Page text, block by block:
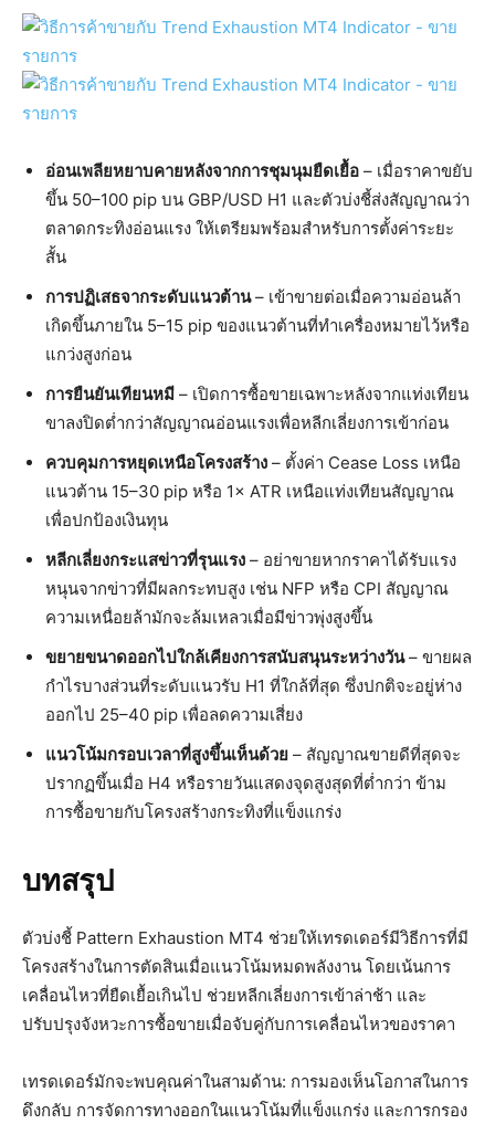
อ่อนเพลียหยาบคายหลังจากการชุมนุมยืดเยื้อ – เมื่อราคาขยับ
ขึ้น 50–100 pip บน GBP/USD H1 และตัวบ่งชี้ส่งสัญญาณว่า
ตลาดกระทิงอ่อนแรง ให้เตรียมพร้อมสำหรับการตั้งค่าระยะ
สั้น
การปฏิเสธจากระดับแนวต้าน– เข้าขายต่อเมื่อความอ่อนล้า
เกิดขึ้นภายใน 5–15 pip ของแนวต้านที่ทำเครื่องหมายไว้หรือ
แกว่งสูงก่อน
การยืนยันเทียนหมี – เปิดการซื้อขายเฉพาะหลังจากแท่งเทียน
ขาลงปิดต่ำกว่าสัญญาณอ่อนแรงเพื่อหลีกเลี่ยงการเข้าก่อน
ควบคุมการหยุดเหนือโครงสร้าง – ตั้งค่า Cease Loss เหนือ
แนวต้าน 15–30 pip หรือ 1× ATR เหนือแท่งเทียนสัญญาณ
เพื่อปกป้องเงินทุน
หลีกเลี่ยงกระแสข่าวที่รุนแรง – อย่าขายหากราคาได้รับแรง
หนุนจากข่าวที่มีผลกระทบสูง เช่น NFP หรือ CPI สัญญาณ
ความเหนื่อยล้ามักจะล้มเหลวเมื่อมีข่าวพุ่งสูงขึ้น
ขยายขนาดออกไปใกล้เคียงการสนับสนุนระหว่างวัน– ขายผล
กำไรบางส่วนที่ระดับแนวรับ H1 ที่ใกล้ที่สุด ซึ่งปกติจะอยู่ห่าง
ออกไป 25–40 pip เพื่อลดความเสี่ยง
แนวโน้มกรอบเวลาที่สูงขึ้นเห็นด้วย – สัญญาณขายดีที่สุดจะ
ปรากฏขึ้นเมื่อ H4 หรือรายวันแสดงจุดสูงสุดที่ต่ำกว่า ข้าม
การซื้อขายกับโครงสร้างกระทิงที่แข็งแกร่ง
บทสรุป
ตัวบ่งชี้ Pattern Exhaustion MT4 ช่วยให้เทรดเดอร์มีวิธีการที่มี
โครงสร้างในการตัดสินเมื่อแนวโน้มหมดพลังงาน โดยเน้นการ
เคลื่อนไหวที่ยืดเยื้อเกินไป ช่วยหลีกเลี่ยงการเข้าล่าช้า และ
ปรับปรุงจังหวะการซื้อขายเมื่อจับคู่กับการเคลื่อนไหวของราคา
เทรดเดอร์มักจะพบคุณค่าในสามด้าน: การมองเห็นโอกาสในการ
ดึงกลับ การจัดการทางออกในแนวโน้มที่แข็งแกร่ง และการกรอง